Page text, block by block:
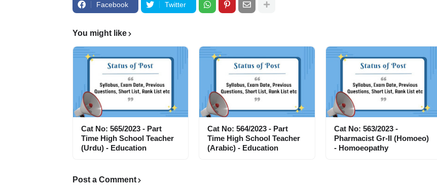
Facebook Twitter
You might like
Cat No: 565/2023 - Part
Time High School Teacher
(Urdu) - Education
Cat No: 564/2023 - Part
Time High School Teacher
(Arabic) - Education
Cat No: 563/2023 -
Pharmacist Gr-II (Homoeo)
- Homoeopathy
Post a Comment